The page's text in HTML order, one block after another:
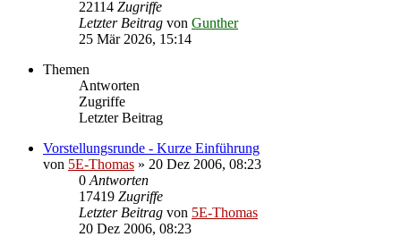
22114 Zugriffe
Letzter Beitrag von Gunther
25 Mär 2026, 15:14
Themen
Antworten
Zugriffe
Letzter Beitrag
Vorstellungsrunde - Kurze Einführung
von 5E-Thomas » 20 Dez 2006, 08:23
0 Antworten
17419 Zugriffe
Letzter Beitrag von 5E-Thomas
20 Dez 2006, 08:23